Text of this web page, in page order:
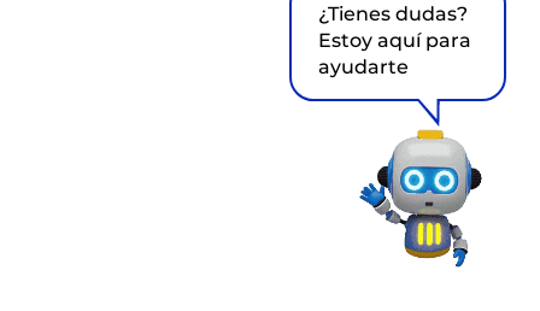
¿Tienes dudas?
Estoy aquí para
ayudarte